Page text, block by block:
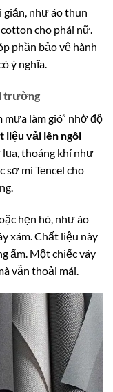
như áo thun
cho phái nữ.
phần bảo vệ hành
ý nghĩa.
trường
mưa làm gió” nhờ độ
liệu vải lên ngôi
lụa, thoáng khí như
sơ mi Tencel cho
hẹn hò, như áo
xám. Chất liệu này
ẩm. Một chiếc váy
vẫn thoải mái.